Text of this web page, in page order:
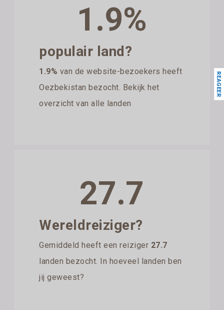
1.9%
populair land?
1.9% van de website-bezoekers heeft
Oezbekistan bezocht. Bekijk het
overzicht van alle landen
27.7
Wereldreiziger?
Gemiddeld heeft een reiziger 27.7
landen bezocht. In hoeveel landen ben
jij geweest?
REAGEER